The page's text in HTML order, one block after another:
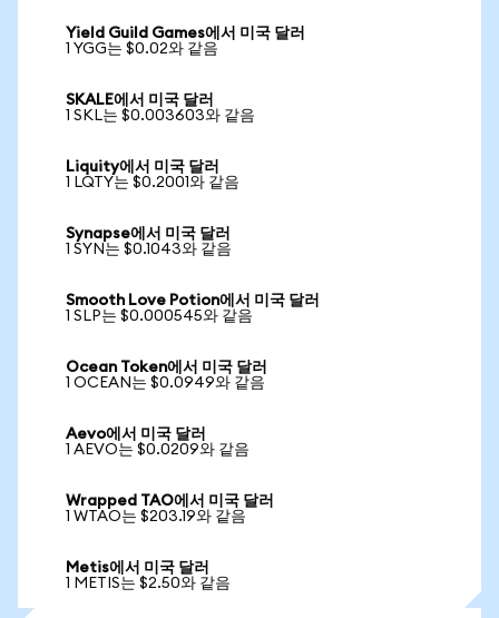
Yield Guild Games에서 미국 달러
1 YGG는 $0.02와 같음
SKALE에서 미국 달러
1 SKL는 $0.003603와 같음
Liquity에서 미국 달러
1 LQTY는 $0.2001와 같음
Synapse에서 미국 달러
1 SYN는 $0.1043와 같음
Smooth Love Potion에서 미국 달러
1 SLP는 $0.000545와 같음
Ocean Token에서 미국 달러
1 OCEAN는 $0.0949와 같음
Aevo에서 미국 달러
1 AEVO는 $0.0209와 같음
Wrapped TAO에서 미국 달러
1 WTAO는 $203.19와 같음
Metis에서 미국 달러
1 METIS는 $2.50와 같음